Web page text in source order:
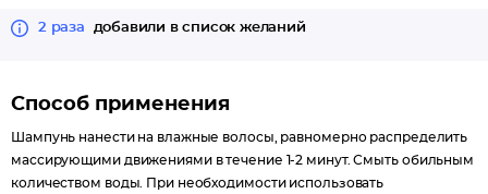
2 раза добавили в список желаний
Способ применения
Шампунь нанести на влажные волосы, равномерно распределить
массирующими движениями в течение 1-2 минут. Смыть обильным
количеством воды. При необходимости использовать